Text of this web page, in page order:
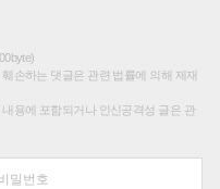
손하는 댓글은 관련 법률에 의해 제재
용에 포함되거나 인신공격성 글은 관